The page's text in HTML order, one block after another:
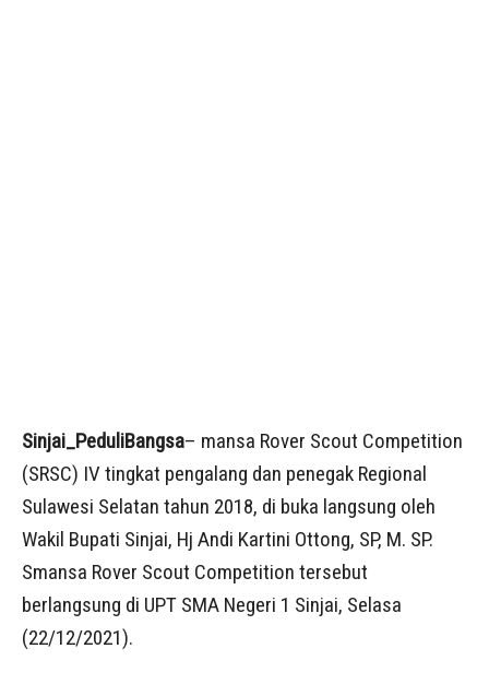
Sinjai_PeduliBangsa– mansa Rover Scout Competition
(SRSC) IV tingkat pengalang dan penegak Regional
Sulawesi Selatan tahun 2018, di buka langsung oleh
Wakil Bupati Sinjai, Hj Andi Kartini Ottong, SP, M. SP.
Smansa Rover Scout Competition tersebut
berlangsung di UPT SMA Negeri 1 Sinjai, Selasa
(22/12/2021).